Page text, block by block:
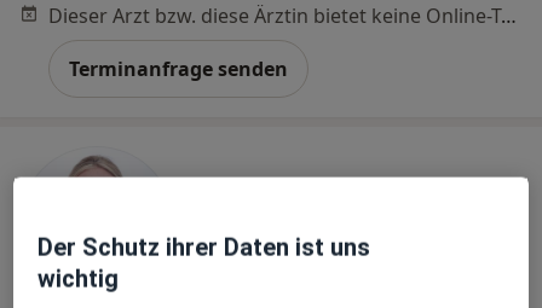
Dieser Arzt bzw. diese Ärztin bietet keine Online-Terminbuchung an diesem Standort an.
Terminanfrage senden
Der Schutz ihrer Daten ist uns
wichtig